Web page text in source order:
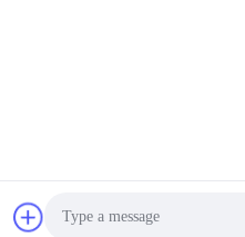
Fornecedor. Copyright © 2019-
Technology Co., Ltd.